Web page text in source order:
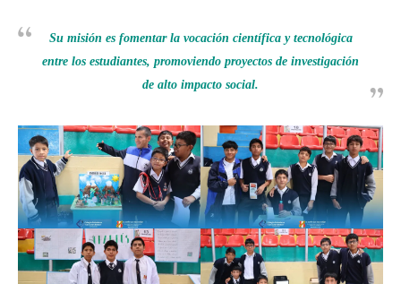
Su misión es fomentar la vocación científica y tecnológica
entre los estudiantes, promoviendo proyectos de investigación
de alto impacto social.